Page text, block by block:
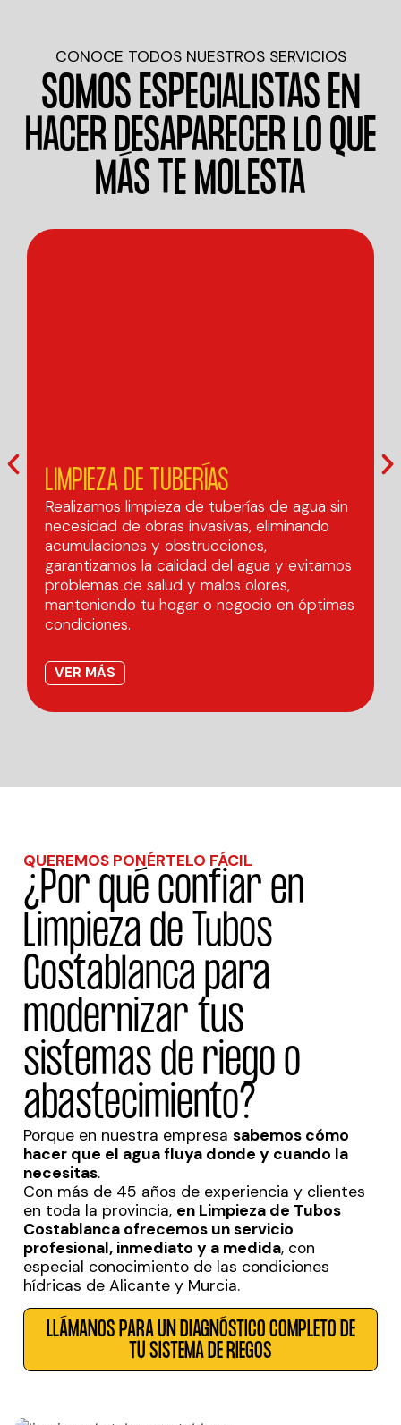
CONOCE TODOS NUESTROS SERVICIOS
SOMOS ESPECIALISTAS EN
HACER DESAPARECER LO QUE
MÁS TE MOLESTA
LIMPIEZA DE TUBERÍAS
Realizamos limpieza de tuberías de agua sin
necesidad de obras invasivas, eliminando
acumulaciones y obstrucciones,
garantizamos la calidad del agua y evitamos
problemas de salud y malos olores,
manteniendo tu hogar o negocio en óptimas
condiciones.
VER MÁS
QUEREMOS PONÉRTELO FÁCIL
¿Por qué confiar en
Limpieza de Tubos
Costablanca para
modernizar tus
sistemas de riego o
abastecimiento?
Porque en nuestra empresa sabemos cómo
hacer que el agua fluya donde y cuando la
necesitas.
Con más de 45 años de experiencia y clientes
en toda la provincia, en Limpieza de Tubos
Costablanca ofrecemos un servicio
profesional, inmediato y a medida, con
especial conocimiento de las condiciones
hídricas de Alicante y Murcia.
LLÁMANOS PARA UN DIAGNÓSTICO COMPLETO DE
TU SISTEMA DE RIEGOS